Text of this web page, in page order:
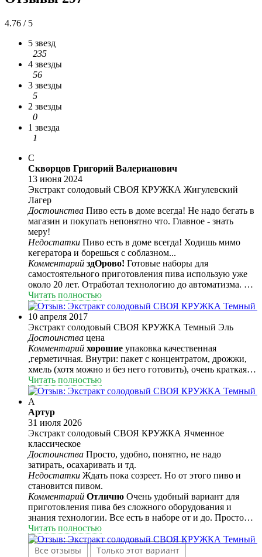
4.76 / 5
5 звезд
235
4 звезды
56
3 звезды
5
2 звезды
0
1 звезда
1
С
Скворцов Григорий Валерианович
13 июня 2024
Экстракт солодовый СВОЯ КРУЖКА Жигулевский
Лагер
Достоинства Пиво есть в доме всегда! Не надо бегать в
магазин и покупать непонятно что. Главное - знать
меру!
Недостатки Пиво есть в доме всегда! Ходишь мимо
кегератора и борешься с соблазном...
Комментарий здОрово! Готовые наборы для
самостоятельного приготовления пива использую уже
около 20 лет. Отработал технологию до автоматизма. От
начала приготовления до готового продукта - всего 10-
14 дней. Последние 8 лет для карбонизации использую
холодильник - кегератор и углекислоту - так процесс
приготовления ускоряется всего до 10 дней.(7-9 дней
брожения, и 2-3 дня - охлаждение и карбонизация) Часть
пива выпивается прямо из кега с помощью
специального крана, часть - по бутылкам для друзей. На
фото - Жигулевское из набора, купленного в РД, 10 день
после покупки набора.
Читать полностью
10 апреля 2017
Экстракт солодовый СВОЯ КРУЖКА Темный Эль
Достоинства цена
Комментарий хорошие упаковка качественная
,герметичная. Внутри: пакет с концентратом, дрожжи,
хмель (хотя можно и без него готовить), очень краткая
инструкция:-). При варке сусла появляется приятный
запах как в пекарне. Пахнет хлебом.
Читать полностью
А
Артур
31 июля 2026
Экстракт солодовый СВОЯ КРУЖКА Ячменное
классическое
Достоинства Просто, удобно, понятно, не надо
затирать, осахаривать и тд.
Недостатки Ждать пока созреет. Но от этого пиво и
становится пивом.
Комментарий Отлично Очень удобный вариант для
приготовления пива без сложного оборудования и
знания технологии. Все есть в наборе от и до. Просто
следуйте инструкции и получится пиво уровня дорогого
паба
Читать полностью
Все отзывы Только этот вариант